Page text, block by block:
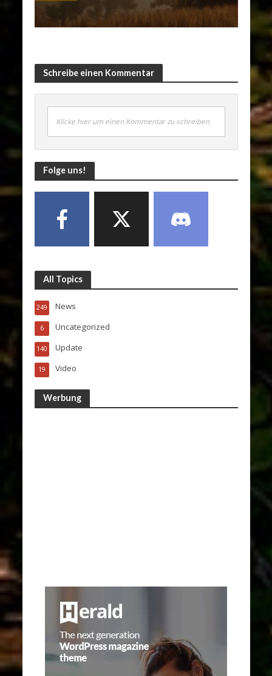
Schreibe einen Kommentar
Klicke hier um einen Kommentar zu schreiben
Folge uns!
All Topics
News
249
Uncategorized
6
Update
140
Video
19
Werbung